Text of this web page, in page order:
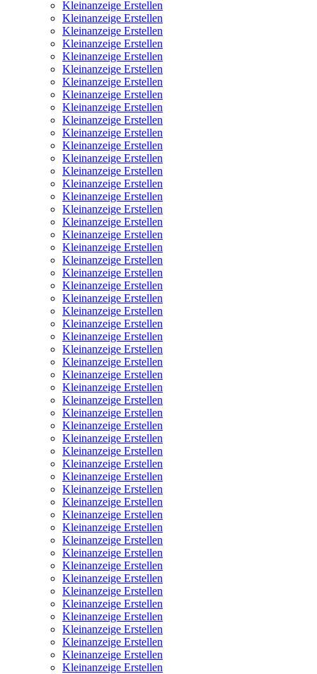
Kleinanzeige Erstellen
Kleinanzeige Erstellen
Kleinanzeige Erstellen
Kleinanzeige Erstellen
Kleinanzeige Erstellen
Kleinanzeige Erstellen
Kleinanzeige Erstellen
Kleinanzeige Erstellen
Kleinanzeige Erstellen
Kleinanzeige Erstellen
Kleinanzeige Erstellen
Kleinanzeige Erstellen
Kleinanzeige Erstellen
Kleinanzeige Erstellen
Kleinanzeige Erstellen
Kleinanzeige Erstellen
Kleinanzeige Erstellen
Kleinanzeige Erstellen
Kleinanzeige Erstellen
Kleinanzeige Erstellen
Kleinanzeige Erstellen
Kleinanzeige Erstellen
Kleinanzeige Erstellen
Kleinanzeige Erstellen
Kleinanzeige Erstellen
Kleinanzeige Erstellen
Kleinanzeige Erstellen
Kleinanzeige Erstellen
Kleinanzeige Erstellen
Kleinanzeige Erstellen
Kleinanzeige Erstellen
Kleinanzeige Erstellen
Kleinanzeige Erstellen
Kleinanzeige Erstellen
Kleinanzeige Erstellen
Kleinanzeige Erstellen
Kleinanzeige Erstellen
Kleinanzeige Erstellen
Kleinanzeige Erstellen
Kleinanzeige Erstellen
Kleinanzeige Erstellen
Kleinanzeige Erstellen
Kleinanzeige Erstellen
Kleinanzeige Erstellen
Kleinanzeige Erstellen
Kleinanzeige Erstellen
Kleinanzeige Erstellen
Kleinanzeige Erstellen
Kleinanzeige Erstellen
Kleinanzeige Erstellen
Kleinanzeige Erstellen
Kleinanzeige Erstellen
Kleinanzeige Erstellen